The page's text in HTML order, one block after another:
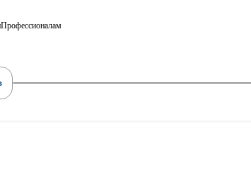
Профессионалам